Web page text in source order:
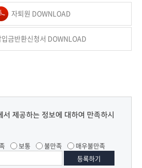
자퇴원 DOWNLOAD
입금반환신청서 DOWNLOAD
서 제공하는 정보에 대하여 만족하시
보통 불만족 매우불만족